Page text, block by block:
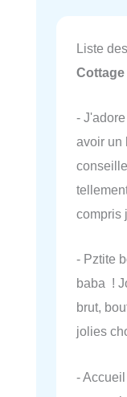
Liste
Cottage
-
avoir un
compris
- Pztite
baba !
brut,
jolies
-